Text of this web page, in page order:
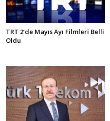
TRT 2’de Mayıs Ayı Filmleri Belli
Oldu